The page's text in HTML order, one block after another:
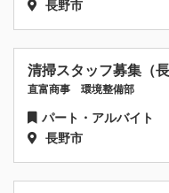
長野市
清掃スタッフ募集（
直富商事 環境整備部
パート・アルバイト
長野市